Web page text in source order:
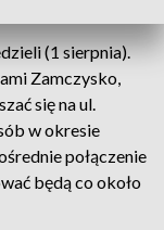
(1 sierpnia).
Zamczysko,
się na ul.
w okresie
połączenie
będą co około